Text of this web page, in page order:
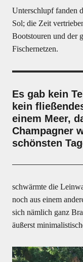
Unterschlupf fanden
Sol; die Zeit
Bootstouren und der
Fischernetzen.
Es gab kein
kein
einem Meer,
Champagner
schönsten
schwärmte die
noch aus einem
sich nämlich ganz
äußerst